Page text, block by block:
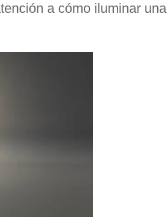
a cómo iluminar una